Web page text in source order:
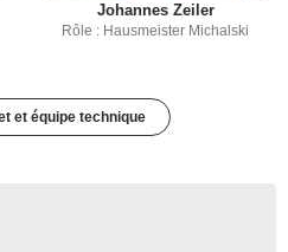
Johannes Zeiler
Rôle : Hausmeister Michalski
et équipe technique